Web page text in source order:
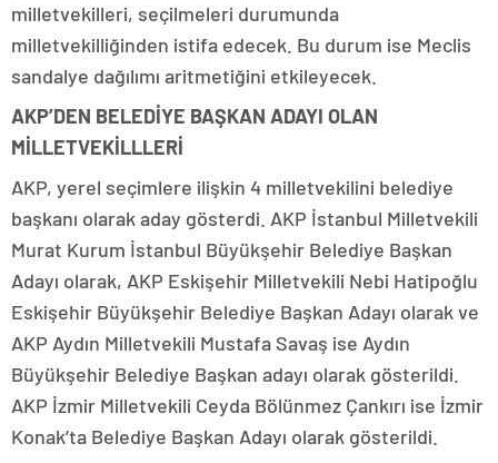
milletvekilleri, seçilmeleri durumunda
milletvekilliğinden istifa edecek. Bu durum ise Meclis
sandalye dağılımı aritmetiğini etkileyecek.
AKP’DEN BELEDİYE BAŞKAN ADAYI OLAN
MİLLETVEKİLLLERİ
AKP, yerel seçimlere ilişkin 4 milletvekilini belediye
başkanı olarak aday gösterdi. AKP İstanbul Milletvekili
Murat Kurum İstanbul Büyükşehir Belediye Başkan
Adayı olarak, AKP Eskişehir Milletvekili Nebi Hatipoğlu
Eskişehir Büyükşehir Belediye Başkan Adayı olarak ve
AKP Aydın Milletvekili Mustafa Savaş ise Aydın
Büyükşehir Belediye Başkan adayı olarak gösterildi.
AKP İzmir Milletvekili Ceyda Bölünmez Çankırı ise İzmir
Konak’ta Belediye Başkan Adayı olarak gösterildi.